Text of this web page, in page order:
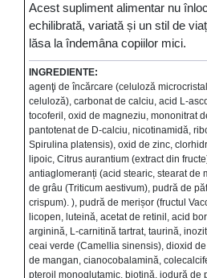
Acest supliment alimentar nu
echilibrată, variată și un stil de
lăsa la îndemâna copiilor mici.
INGREDIENTE:
agenţi de încărcare (celuloză
celuloză), carbonat de calciu, acid L-
tocoferil, oxid de magneziu, mononitrat
pantotenat de D-calciu, nicotinamidă,
Spirulina platensis), oxid de zinc,
lipoic, Citrus aurantium (extract din
antiaglomeranți (acid stearic, stearat de
de grâu (Triticum aestivum), pudră de
crispum). ), pudră de merișor (fructul
licopen, luteină, acetat de retinil, acid
arginină, L-carnitină tartrat, taurină,
ceai verde (Camellia sinensis), dioxid
de mangan, cianocobalamină,
pteroil monoglutamic, biotină, iodură de